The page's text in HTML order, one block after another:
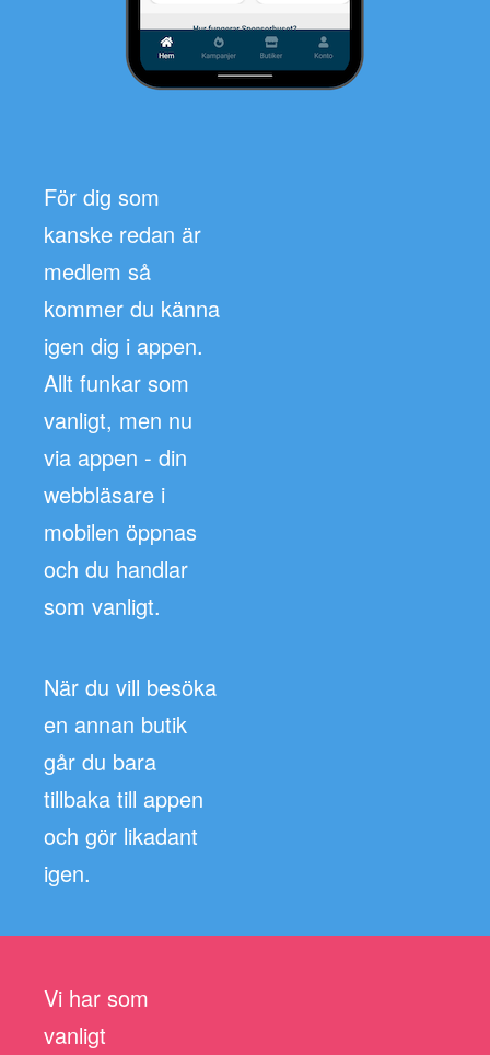
För dig som
kanske redan är
medlem så
kommer du känna
igen dig i appen.
Allt funkar som
vanligt, men nu
via appen - din
webbläsare i
mobilen öppnas
och du handlar
som vanligt.
När du vill besöka
en annan butik
går du bara
tillbaka till appen
och gör likadant
igen.
Vi har som
vanligt